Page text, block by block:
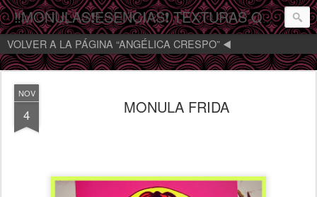
‼️MONULAS❗️ESENCIAS❗️ TEXTURAS QUE MIRAN‼️
VOLVER A LA PÁGINA “ANGÉLICA CRESPO” ◀️
NOV
4 MONULA FRIDA